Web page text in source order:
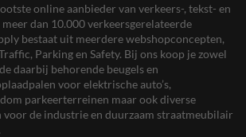
online aanbieder van verkeers-, tekst- en
dan 10.000 verkeersgerelateerde
bestaat uit meerdere webshopconcepten,
Parking en Safety. Bij ons koop je zowel
daarbij behorende beugels en
voor elektrische auto’s,
parkeerterreinen maar ook diverse
de industrie en duurzaam straatmeubilair